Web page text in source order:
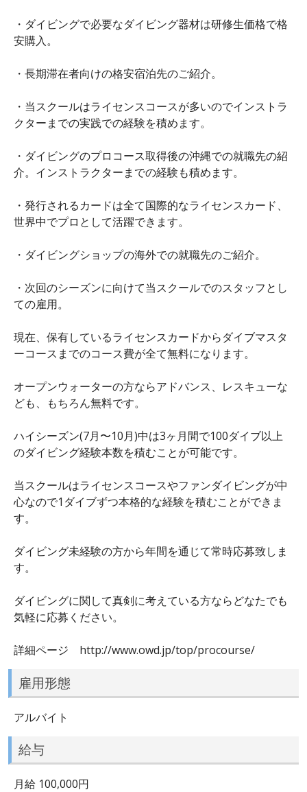
・ダイビングで必要なダイビング器材は研修生価格で格
安購入。
・長期滞在者向けの格安宿泊先のご紹介。
・当スクールはライセンスコースが多いのでインストラ
クターまでの実践での経験を積めます。
・ダイビングのプロコース取得後の沖縄での就職先の紹
介。インストラクターまでの経験も積めます。
・発行されるカードは全て国際的なライセンスカード、
世界中でプロとして活躍できます。
・ダイビングショップの海外での就職先のご紹介。
・次回のシーズンに向けて当スクールでのスタッフとし
ての雇用。
現在、保有しているライセンスカードからダイブマスタ
ーコースまでのコース費が全て無料になります。
オープンウォーターの方ならアドバンス、レスキューな
ども、もちろん無料です。
ハイシーズン(7月〜10月)中は3ヶ月間で100ダイブ以上
のダイビング経験本数を積むことが可能です。
当スクールはライセンスコースやファンダイビングが中
心なので1ダイブずつ本格的な経験を積むことができま
す。
ダイビング未経験の方から年間を通じて常時応募致しま
す。
ダイビングに関して真剣に考えている方ならどなたでも
気軽に応募ください。
詳細ページ http://www.owd.jp/top/procourse/
雇用形態
アルバイト
給与
月給 100,000円